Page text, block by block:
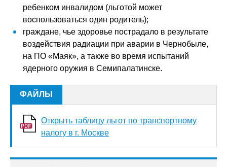
ребенком инвалидом (льготой может
воспользоваться один родитель);
граждане, чье здоровье пострадало в результате
воздействия радиации при аварии в Чернобыле,
на ПО «Маяк», а также во время испытаний
ядерного оружия в Семипалатинске.
ФАЙЛЫ
Открыть таблицу льгот по транспортному
налогу в г. Москве